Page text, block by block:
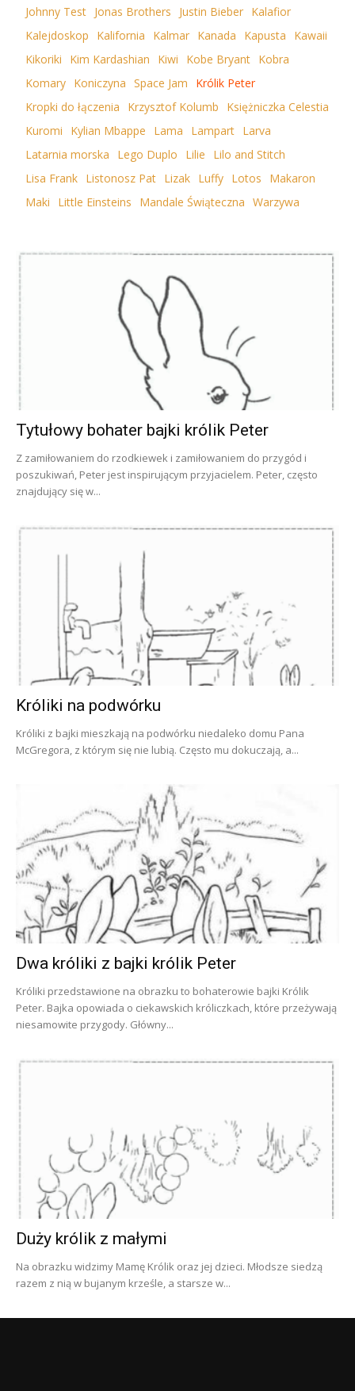
Johnny Test Jonas Brothers Justin Bieber Kalafior
Kalejdoskop
Kalifornia Kalmar Kanada Kapusta
Kawaii
Kikoriki
Kim Kardashian Kiwi Kobe Bryant Kobra
Komary Koniczyna Space Jam
Królik Peter
Kropki do łączenia
Krzysztof Kolumb
Księżniczka Celestia
Kuromi
Kylian Mbappe Lama Lampart Larva
Latarnia morska
Lego Duplo Lilie
Lilo and Stitch
Lisa Frank Listonosz Pat Lizak Luffy Lotos
Makaron
Maki
Little Einsteins Mandale Świąteczna Warzywa
Tytułowy bohater bajki królik Peter
Z zamiłowaniem do rzodkiewek i zamiłowaniem do przygód i
poszukiwań, Peter jest inspirującym przyjacielem. Peter, często
znajdujący się w...
Króliki na podwórku
Króliki z bajki mieszkają na podwórku niedaleko domu Pana
McGregora, z którym się nie lubią. Często mu dokuczają, a...
Dwa króliki z bajki królik Peter
Króliki przedstawione na obrazku to bohaterowie bajki Królik
Peter. Bajka opowiada o ciekawskich króliczkach, które przeżywają
niesamowite przygody. Główny...
Duży królik z małymi
Na obrazku widzimy Mamę Królik oraz jej dzieci. Młodsze siedzą
razem z nią w bujanym krześle, a starsze w...